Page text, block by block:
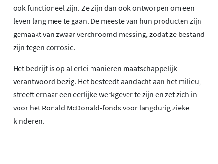
ook functioneel zijn. Ze zijn dan ook ontworpen om een
leven lang mee te gaan. De meeste van hun producten zijn
gemaakt van zwaar verchroomd messing, zodat ze bestand
zijn tegen corrosie.
Het bedrijf is op allerlei manieren maatschappelijk
verantwoord bezig. Het besteedt aandacht aan het milieu,
streeft ernaar een eerlijke werkgever te zijn en zet zich in
voor het Ronald McDonald-fonds voor langdurig zieke
kinderen.